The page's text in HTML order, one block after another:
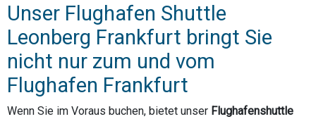
Unser Flughafen Shuttle
Leonberg Frankfurt bringt Sie
nicht nur zum und vom
Flughafen Frankfurt
Wenn Sie im Voraus buchen, bietet unser Flughafenshuttle